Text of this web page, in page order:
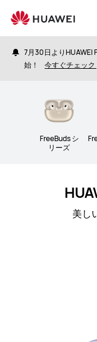
7月30日よりHUAWEI
始！
今すぐチェック
FreeBuds シ
リーズ
美し